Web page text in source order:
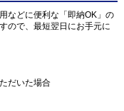
などに便利な「即納OK」の
ので、最短翌日にお手元に
だいた場合